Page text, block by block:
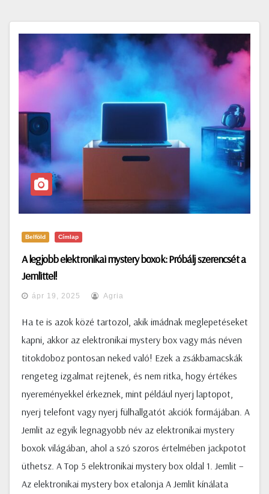
Belföld Címlap
A legjobb elektronikai mystery boxok: Próbálj szerencsét a
Jemlittel!
ápr 19, 2025 Agria
Ha te is azok közé tartozol, akik imádnak meglepetéseket
kapni, akkor az elektronikai mystery box vagy más néven
titokdoboz pontosan neked való! Ezek a zsákbamacskák
rengeteg izgalmat rejtenek, és nem ritka, hogy értékes
nyereményekkel érkeznek, mint például nyerj laptopot,
nyerj telefont vagy nyerj fülhallgatót akciók formájában. A
Jemlit az egyik legnagyobb név az elektronikai mystery
boxok világában, ahol a szó szoros értelmében jackpotot
üthetsz. A Top 5 elektronikai mystery box oldal 1. Jemlit –
Az elektronikai mystery box etalonja A Jemlit kínálata